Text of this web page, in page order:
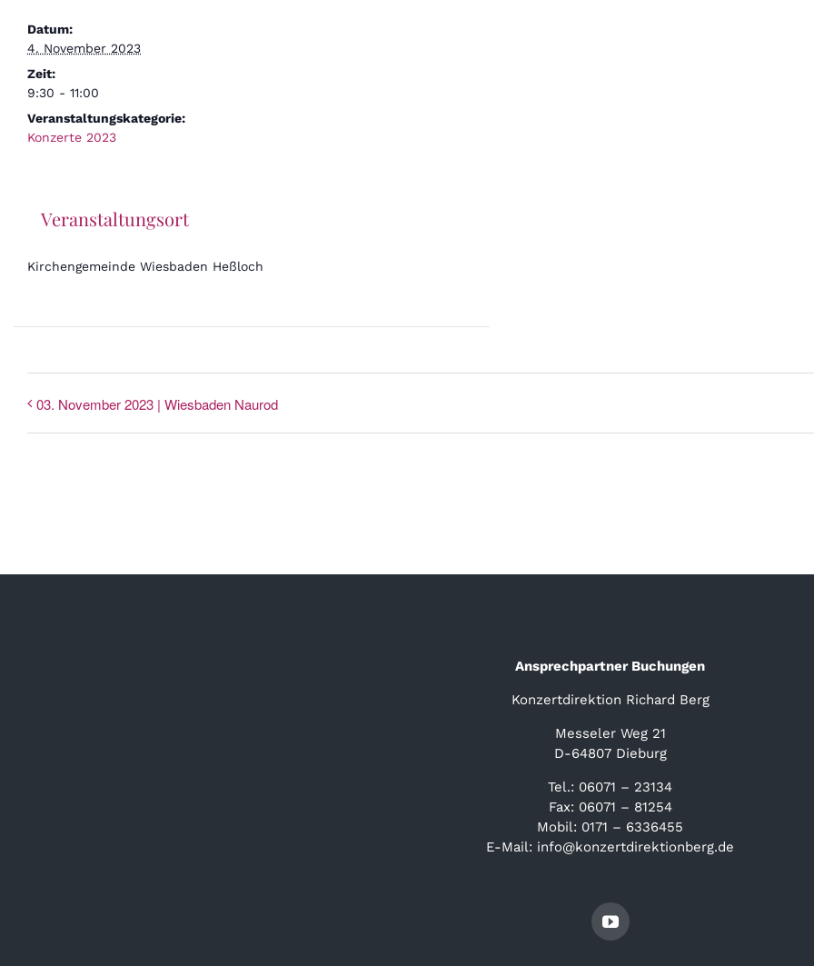
Datum:
4. November 2023
Zeit:
9:30 - 11:00
Veranstaltungskategorie:
Konzerte 2023
Veranstaltungsort
Kirchengemeinde Wiesbaden Heßloch
03. November 2023 | Wiesbaden Naurod
Ansprechpartner Buchungen
Konzertdirektion Richard Berg
Messeler Weg 21
D-64807 Dieburg
Tel.: 06071 – 23134
Fax: 06071 – 81254
Mobil: 0171 – 6336455
E-Mail: info@konzertdirektionberg.de